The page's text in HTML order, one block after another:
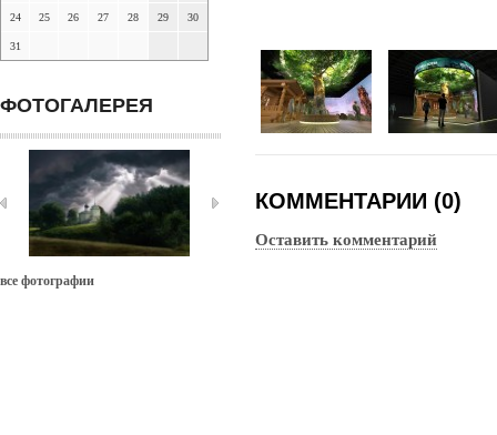
24 25 26 27 28 29 30
31
ФОТОГАЛЕРЕЯ
все фотографии
КОММЕНТАРИИ (0)
Оставить комментарий